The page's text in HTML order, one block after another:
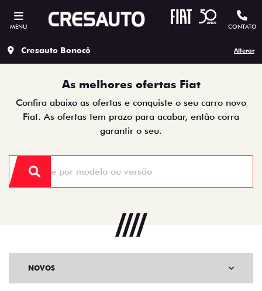
MENU CONTATO
Cresauto Bonocô Alterar
As melhores ofertas Fiat
Confira abaixo as ofertas e conquiste o seu carro novo
Fiat. As ofertas tem prazo para acabar, então corra
garantir o seu.
NOVOS